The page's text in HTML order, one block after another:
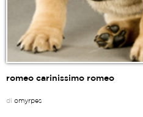
romeo carinissimo romeo
di omyrpes